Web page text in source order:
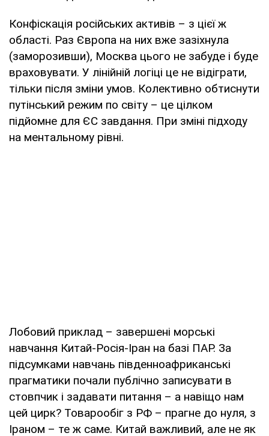
Конфіскація російських активів – з цієї ж
області. Раз Європа на них вже зазіхнула
(заморозивши), Москва цього не забуде і буде
враховувати. У лінійній логіці це не відіграти,
тільки після зміни умов. Колективно обтиснути
путінський режим по світу – це цілком
підйомне для ЄС завдання. При зміні підходу
на ментальному рівні.
Лобовий приклад – завершені морські
навчання Китай-Росія-Іран на базі ПАР. За
підсумками навчань південноафриканські
прагматики почали публічно записувати в
стовпчик і задавати питання – а навіщо нам
цей цирк? Товарообіг з РФ – прагне до нуля, з
Іраном – те ж саме. Китай важливий, але не як